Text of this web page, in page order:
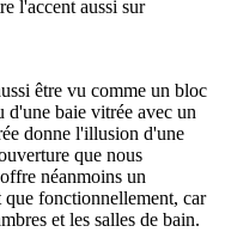
l'accent aussi sur
être vu comme un bloc
d'une baie vitrée avec un
donne l'illusion d'une
que nous
néanmoins un
que fonctionnellement, car
et les salles de bain.